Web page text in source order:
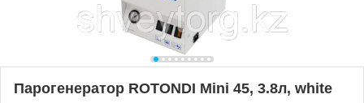
Парогенератор ROTONDI Mini 45, 3.8л, white